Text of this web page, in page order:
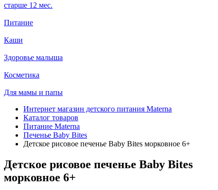
старше 12 мес.
Питание
Каши
Здоровье малыша
Косметика
Для мамы и папы
Интернет магазин детского питания Materna
Каталог товаров
Питание Materna
Печенье Baby Bites
Детское рисовое печенье Baby Bites морковное 6+
Детское рисовое печенье Baby Bites
морковное 6+